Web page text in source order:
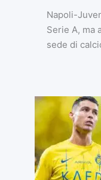
Napoli-
Serie A, ma
sede di